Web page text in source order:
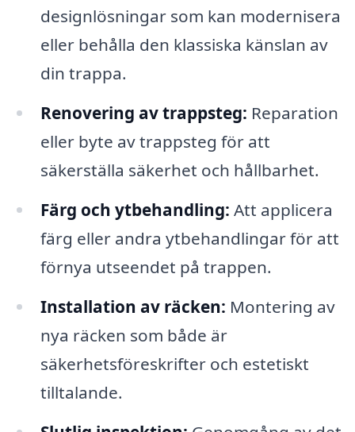
designlösningar som kan modernisera
eller behålla den klassiska känslan av
din trappa.
Renovering av trappsteg: Reparation
eller byte av trappsteg för att
säkerställa säkerhet och hållbarhet.
Färg och ytbehandling: Att applicera
färg eller andra ytbehandlingar för att
förnya utseendet på trappen.
Installation av räcken: Montering av
nya räcken som både är
säkerhetsföreskrifter och estetiskt
tilltalande.